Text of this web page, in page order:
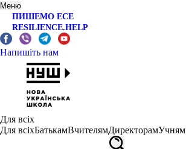
Меню
ПИШЕМО ЕСЕ
RESILIENCE.HELP
Напишіть нам
Для всіх
Для всіхБатькамВчителямДиректорамУчням